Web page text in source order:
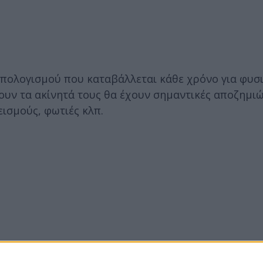
που καταβάλλεται κάθε χρόνο για
τα ακίνητά τους θα έχουν σημαντικές
φωτιές κλπ.